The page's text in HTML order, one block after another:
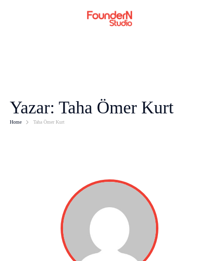
Yazar: Taha Ömer Kurt
Home Taha Ömer Kurt